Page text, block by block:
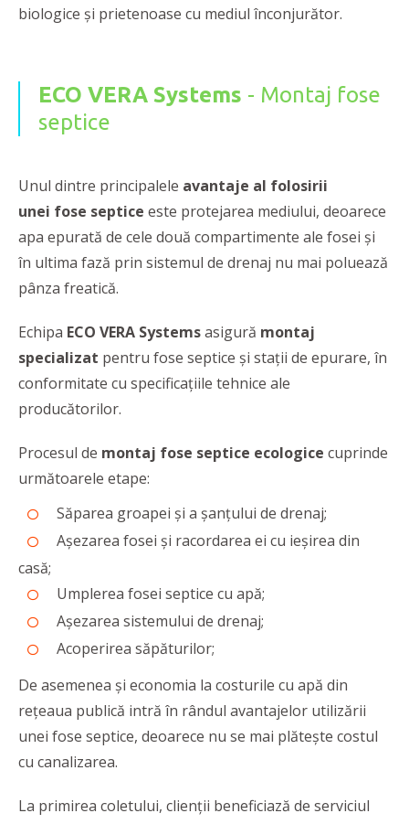
biologice și prietenoase cu mediul înconjurător.
ECO VERA Systems - Montaj fose
septice
Unul dintre principalele avantaje al folosirii
unei fose septice este protejarea mediului, deoarece
apa epurată de cele două compartimente ale fosei și
în ultima fază prin sistemul de drenaj nu mai poluează
pânza freatică.
Echipa ECO VERA Systemsasigură montaj
specializat pentru fose septice și stații de epurare, în
conformitate cu specificațiile tehnice ale
producătorilor.
Procesul de montaj fose septice ecologice cuprinde
următoarele etape:
Săparea groapei și a șanțului de drenaj;
Așezarea fosei și racordarea ei cu ieșirea din
casă;
Umplerea fosei septice cu apă;
Așezarea sistemului de drenaj;
Acoperirea săpăturilor;
De asemenea și economia la costurile cu apă din
rețeaua publică intră în rândul avantajelor utilizării
unei fose septice, deoarece nu se mai plătește costul
cu canalizarea.
La primirea coletului, clienții beneficiază de serviciul